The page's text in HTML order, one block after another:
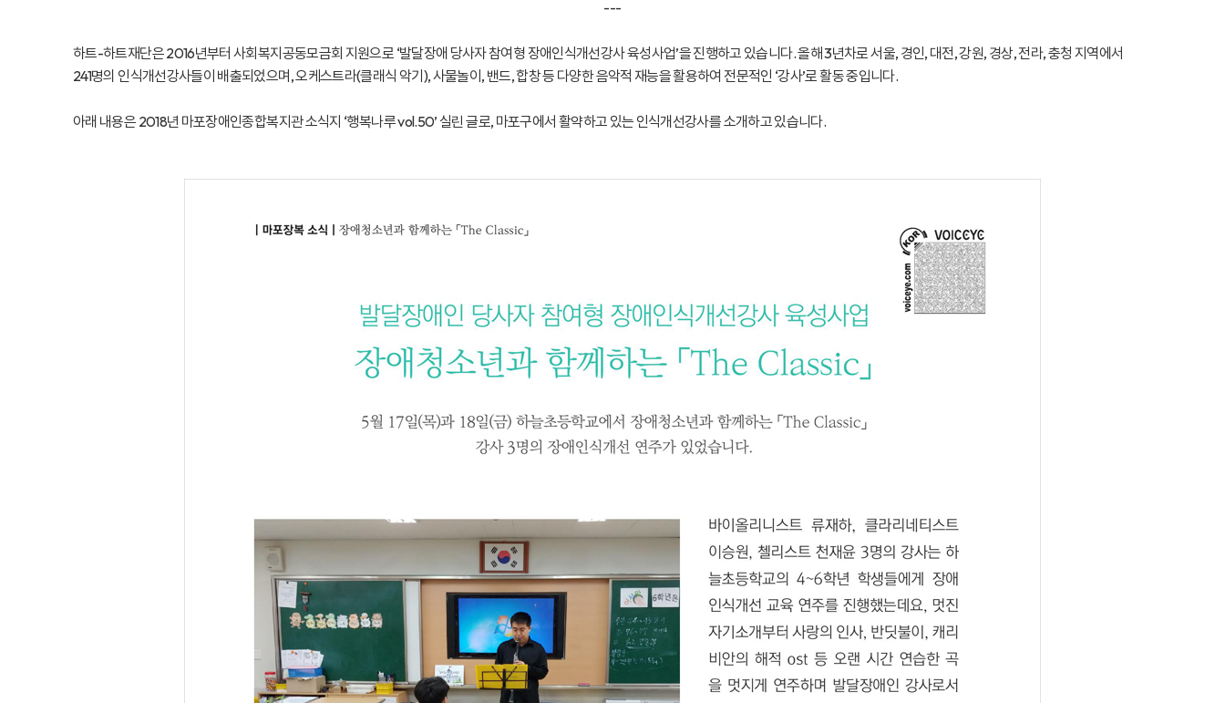
---
하트-하트재단은 2016년부터 사회복지공동모금회 지원으로 ‘발달장애 당사자 참여형 장애인식개선강사 육성사업’을 진행하고 있습니다. 올해 3년차로 서울, 경인, 대전, 강원, 경상, 전라, 충청 지역에서
241명의 인식개선강사들이 배출되었으며, 오케스트라(클래식 악기), 사물놀이, 밴드, 합창 등 다양한 음악적 재능을 활용하여 전문적인 ‘강사’로 활동 중입니다.
아래 내용은 2018년 마포장애인종합복지관 소식지 ‘행복나루 vol.50’ 실린 글로, 마포구에서 활약하고 있는 인식개선강사를 소개하고 있습니다.